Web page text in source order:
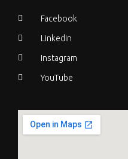
Facebook
Linkedin
Instagram
YouTube